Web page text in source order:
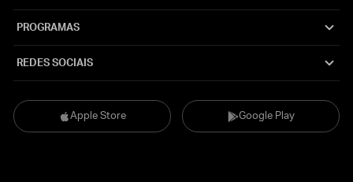
Apple Store Google Play
PROGRAMAS
REDES SOCIAIS